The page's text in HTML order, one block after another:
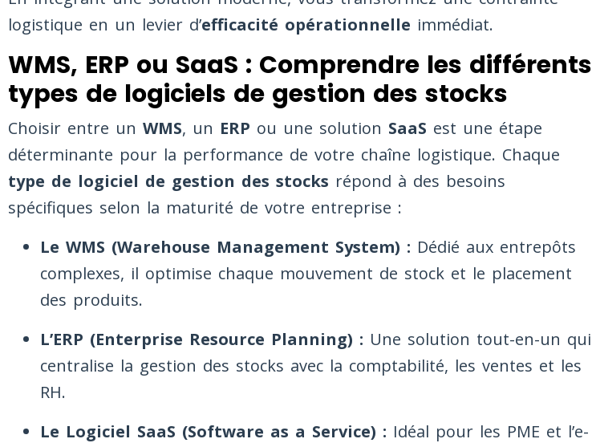
logistique en un levier d’efficacité opérationnelle immédiat.
WMS, ERP ou SaaS : Comprendre les différents
types de logiciels de gestion des stocks
Choisir entre un WMS, un ERP ou une solution SaaS est une étape
déterminante pour la performance de votre chaîne logistique. Chaque
type de logiciel de gestion des stocks répond à des besoins
spécifiques selon la maturité de votre entreprise :
Le WMS (Warehouse Management System) : Dédié aux entrepôts
complexes, il optimise chaque mouvement de stock et le placement
des produits.
L’ERP (Enterprise Resource Planning) : Une solution tout-en-un qui
centralise la gestion des stocks avec la comptabilité, les ventes et les
RH.
Le Logiciel SaaS (Software as a Service) : Idéal pour les PME et l’e-